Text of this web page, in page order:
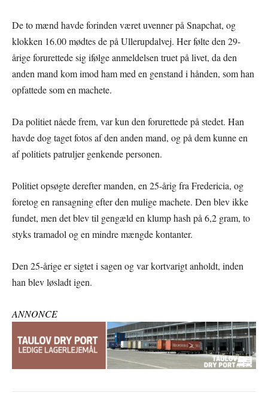
De to mænd havde forinden været uvenner på Snapchat, og
klokken 16.00 mødtes de på Ullerupdalvej. Her følte den 29-
årige forurettede sig ifølge anmeldelsen truet på livet, da den
anden mand kom imod ham med en genstand i hånden, som han
opfattede som en machete.
Da politiet nåede frem, var kun den forurettede på stedet. Han
havde dog taget fotos af den anden mand, og på dem kunne en
af politiets patruljer genkende personen.
Politiet opsøgte derefter manden, en 25-årig fra Fredericia, og
foretog en ransagning efter den mulige machete. Den blev ikke
fundet, men det blev til gengæld en klump hash på 6,2 gram, to
styks tramadol og en mindre mængde kontanter.
Den 25-årige er sigtet i sagen og var kortvarigt anholdt, inden
han blev løsladt igen.
ANNONCE